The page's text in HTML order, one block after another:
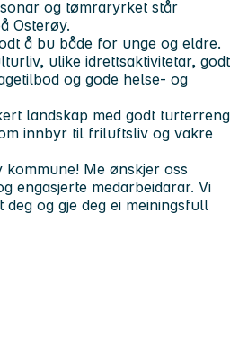
og tømraryrket står
Osterøy.
å bu både for unge og eldre.
ulike idrettsaktivitetar, godt
og gode helse- og
landskap med godt turterreng
innbyr til friluftsliv og vakre
kommune! Me ønskjer oss
engasjerte medarbeidarar. Vi
og gje deg ei meiningsfull